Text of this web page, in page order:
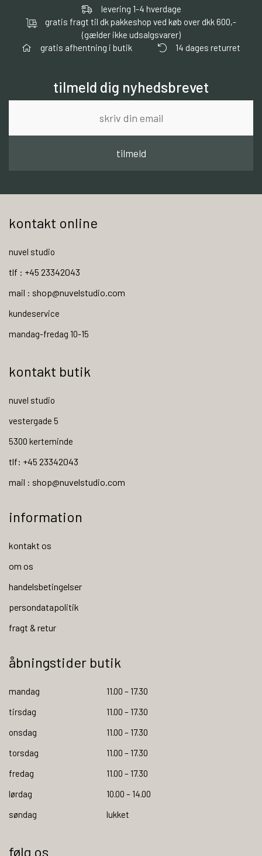
levering 1-4 hverdage
gratis fragt til dk pakkeshop ved køb over dkk 600,-
(gælder ikke udsalgsvarer)
gratis afhentning i butik
14 dages returret
tilmeld dig nyhedsbrevet
tilmeld
kontakt online
nuvel studio
tlf : +45 23342043
mail : shop@nuvelstudio.com
kundeservice
mandag-fredag 10-15
kontakt butik
nuvel studio
vestergade 5
5300 kerteminde
tlf: +45 23342043
mail : shop@nuvelstudio.com
information
kontakt os
om os
handelsbetingelser
persondatapolitik
fragt & retur
åbningstider butik
mandag
11.00 – 17.30
tirsdag
11.00 – 17.30
onsdag
11.00 – 17.30
torsdag
11.00 – 17.30
fredag
11.00 – 17.30
lørdag
10.00 – 14.00
søndag
lukket
følg os